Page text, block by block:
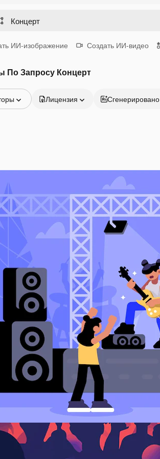
ИИ-изображение Создать ИИ-видео
По Запросу Концерт
Лицензия
Креативная платформа для создания
ваших лучших работ. Более 1 миллиона
подписчиков среди креаторов,
предприятий, агентств и студий.
Pусский